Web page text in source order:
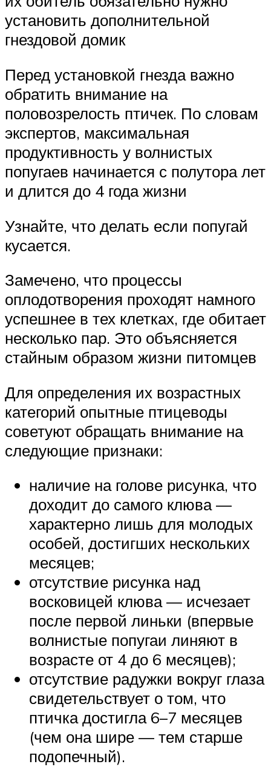
установить дополнительной
гнездовой домик
Перед установкой гнезда важно
обратить внимание на
половозрелость птичек. По словам
экспертов, максимальная
продуктивность у волнистых
попугаев начинается с полутора лет
и длится до 4 года жизни
Узнайте, что делать если попугай
кусается.
Замечено, что процессы
оплодотворения проходят намного
успешнее в тех клетках, где обитает
несколько пар. Это объясняется
стайным образом жизни питомцев
Для определения их возрастных
категорий опытные птицеводы
советуют обращать внимание на
следующие признаки:
наличие на голове рисунка, что
доходит до самого клюва —
характерно лишь для молодых
особей, достигших нескольких
месяцев;
отсутствие рисунка над
восковицей клюва — исчезает
после первой линьки (впервые
волнистые попугаи линяют в
возрасте от 4 до 6 месяцев);
отсутствие радужки вокруг глаза
свидетельствует о том, что
птичка достигла 6–7 месяцев
(чем она шире — тем старше
подопечный).